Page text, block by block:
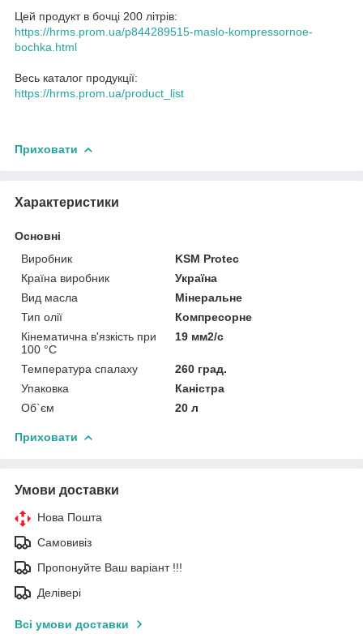
Цей продукт в бочці 200 літрів:
https://hrms.prom.ua/p844289515-maslo-kompressornoe-
bochka.html
Весь каталог продукції:
https://hrms.prom.ua/product_list
Приховати
Характеристики
Основні
Виробник
KSM Protec
Країна виробник
Україна
Вид масла
Мінеральне
Тип олії
Компресорне
Кінематична в'язкість при
100 °С
19 мм2/с
Температура спалаху
260 град.
Упаковка
Каністра
Об`єм
20 л
Приховати
Умови доставки
Нова Пошта
Самовивіз
Пропонуйте Ваш варіант !!!
Делівері
Всі умови доставки